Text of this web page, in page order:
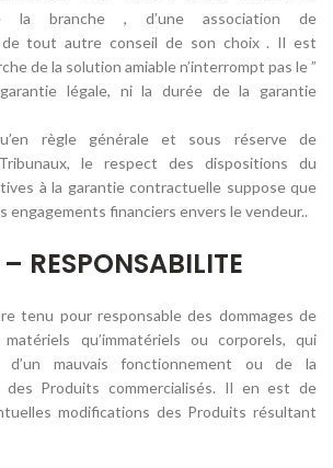
la branche , d’une association de
de tout autre conseil de son choix . Il est
de la solution amiable n’interrompt pas le ”
légale, ni la durée de la garantie
règle générale et sous réserve de
le respect des dispositions du
à la garantie contractuelle suppose que
engagements financiers envers le vendeur..
RESPONSABILITE
tenu pour responsable des dommages de
qu’immatériels ou corporels, qui
d’un mauvais fonctionnement ou de la
des Produits commercialisés. Il en est de
modifications des Produits résultant